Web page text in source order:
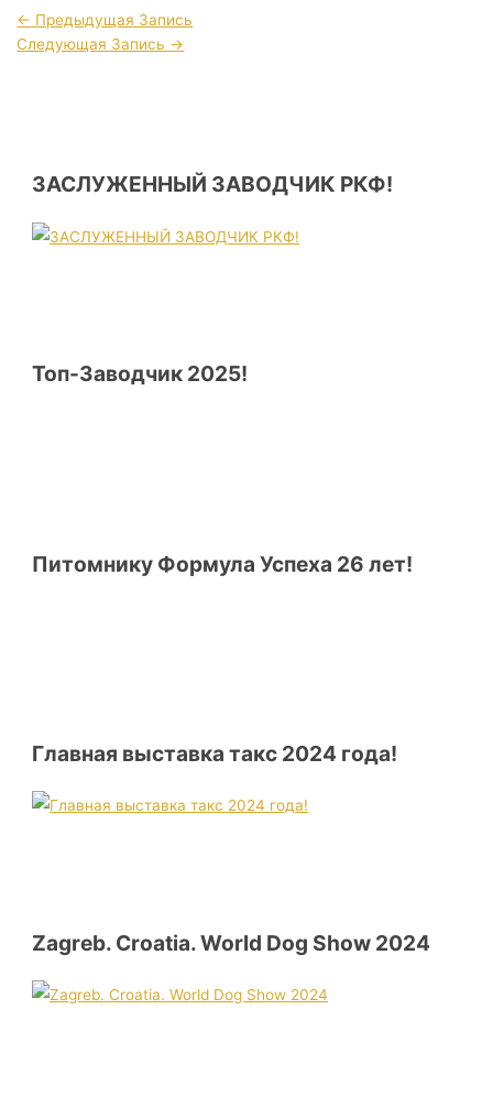
← Предыдущая Запись
Следующая Запись →
ЗАСЛУЖЕННЫЙ ЗАВОДЧИК РКФ!
Топ-Заводчик 2025!
Питомнику Формула Успеха 26 лет!
Главная выставка такс 2024 года!
Zagreb. Croatia. World Dog Show 2024